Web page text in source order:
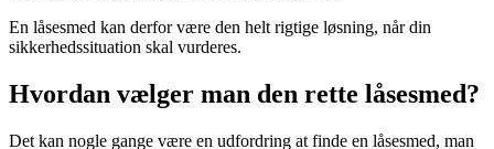
En låsesmed kan derfor være den helt rigtige løsning, når din
sikkerhedssituation skal vurderes.
Hvordan vælger man den rette låsesmed?
Det kan nogle gange være en udfordring at finde en låsesmed, man